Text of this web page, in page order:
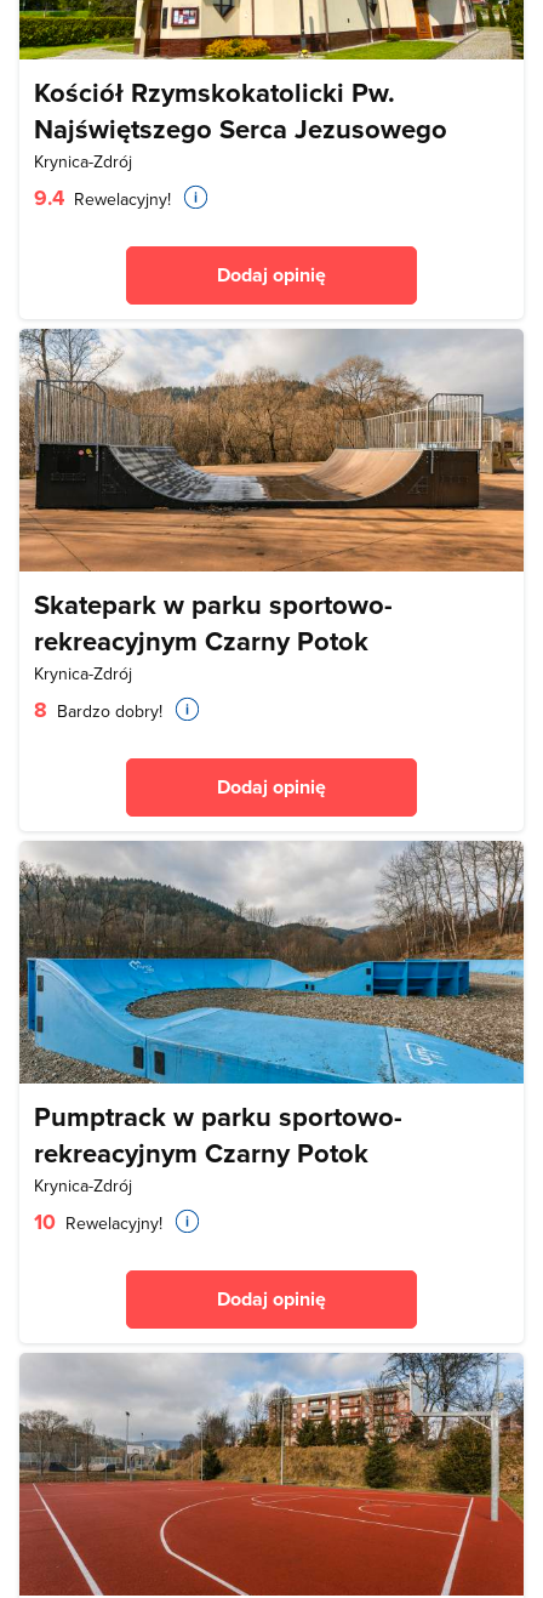
Kościół Rzymskokatolicki Pw.
Najświętszego Serca Jezusowego
Krynica-Zdrój
9.4 Rewelacyjny!
Dodaj opinię
Skatepark w parku sportowo-
rekreacyjnym Czarny Potok
Krynica-Zdrój
8 Bardzo dobry!
Dodaj opinię
Pumptrack w parku sportowo-
rekreacyjnym Czarny Potok
Krynica-Zdrój
10 Rewelacyjny!
Dodaj opinię